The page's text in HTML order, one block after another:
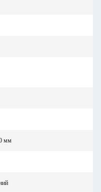
мм